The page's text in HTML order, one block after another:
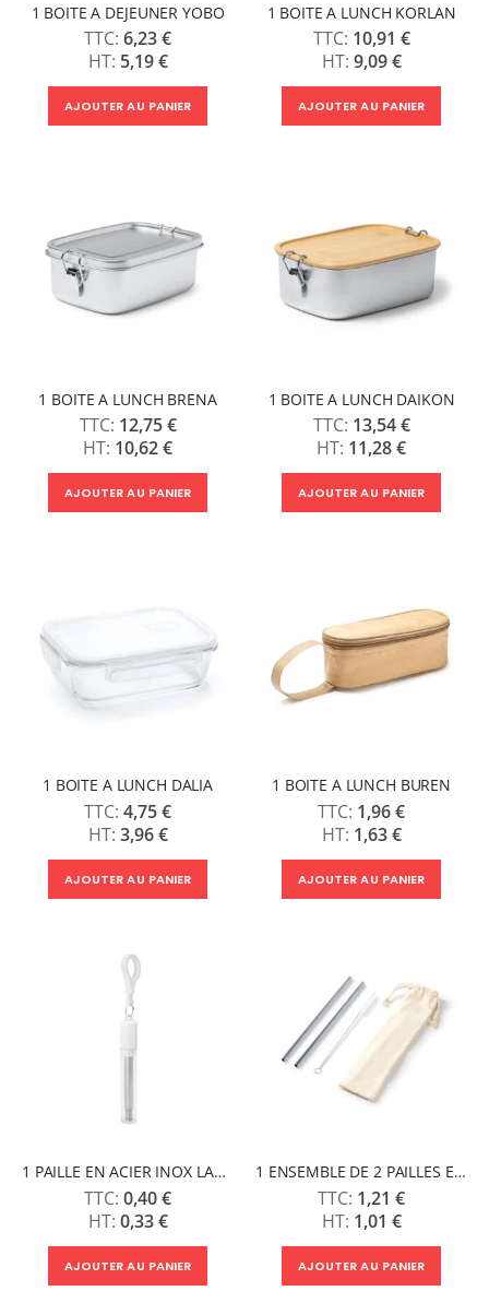
1 BOITE A DEJEUNER YOBO
6,23 €
5,19 €
AJOUTER AU PANIER
1 BOITE A LUNCH KORLAN
10,91 €
9,09 €
AJOUTER AU PANIER
1 BOITE A LUNCH BRENA
12,75 €
10,62 €
AJOUTER AU PANIER
1 BOITE A LUNCH DAIKON
13,54 €
11,28 €
AJOUTER AU PANIER
1 BOITE A LUNCH DALIA
4,75 €
3,96 €
AJOUTER AU PANIER
1 BOITE A LUNCH BUREN
1,96 €
1,63 €
AJOUTER AU PANIER
1 PAILLE EN ACIER INOX LADAS
0,40 €
0,33 €
AJOUTER AU PANIER
1 ENSEMBLE DE 2 PAILLES EN ACIER MALOW
1,21 €
1,01 €
AJOUTER AU PANIER